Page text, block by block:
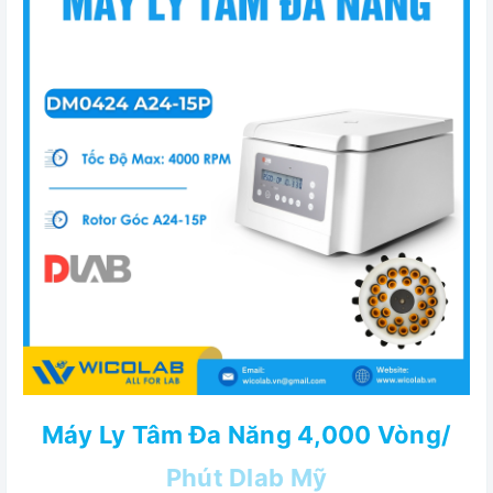
Máy Ly Tâm Đa Năng 4,000 Vòng/
Phút Dlab Mỹ